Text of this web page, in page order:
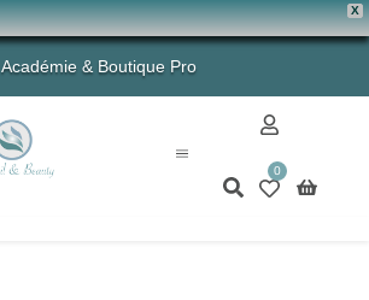
X
Académie & Boutique Pro
0